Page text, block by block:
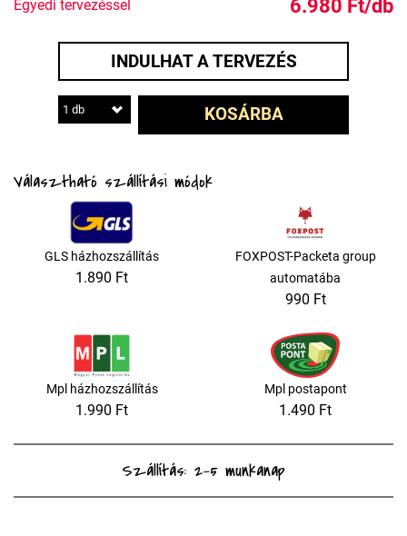
Egyedi tervezéssel 6.980 Ft/db
INDULHAT A TERVEZÉS
1 db KOSÁRBA
Választható szállítási módok
GLS házhozszállítás
1.890 Ft
FOXPOST-Packeta group
automatába
990 Ft
Mpl házhozszállítás
1.990 Ft
Mpl postapont
1.490 Ft
Szállítás: 2-5 munkanap